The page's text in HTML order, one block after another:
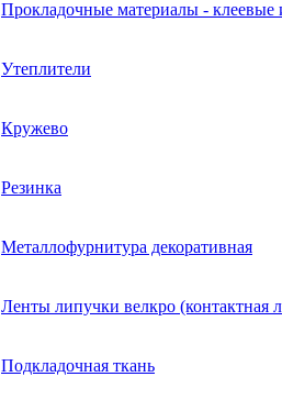
Прокладочные материалы - клеевые
Утеплители
Кружево
Резинка
Металлофурнитура декоративная
Ленты липучки велкро (контактная
Подкладочная ткань